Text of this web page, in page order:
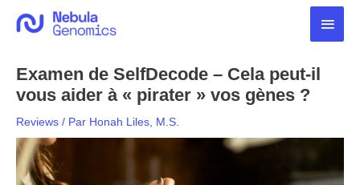
Examen de SelfDecode – Cela peut-il
vous aider à « pirater » vos gènes ?
Reviews / Par Honah Liles, M.S.